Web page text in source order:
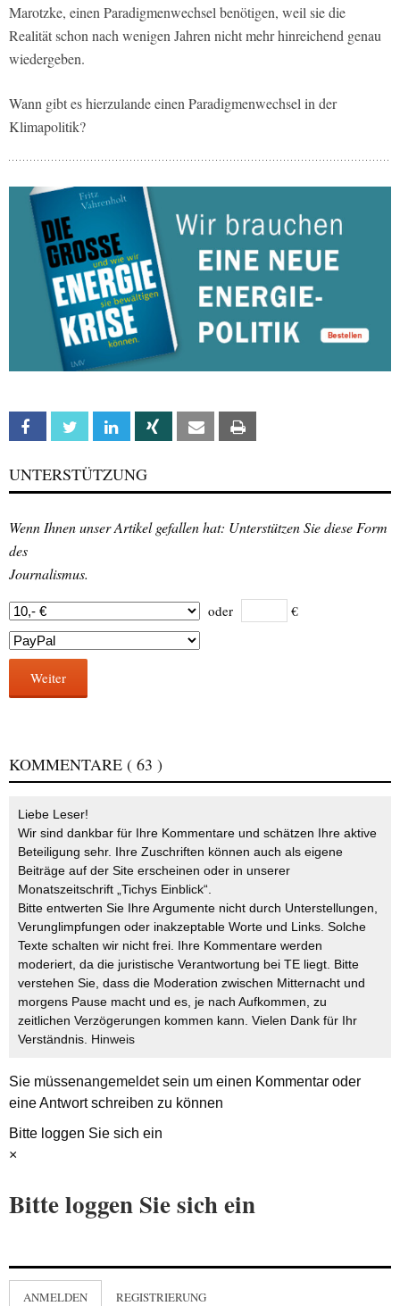
Marotzke, einen Paradigmenwechsel benötigen, weil sie die
Realität schon nach wenigen Jahren nicht mehr hinreichend genau
wiedergeben.
Wann gibt es hierzulande einen Paradigmenwechsel in der
Klimapolitik?
Facebook Twitter Linkedin Xing Email
UNTERSTÜTZUNG
Wenn Ihnen unser Artikel gefallen hat: Unterstützen Sie diese Form
des
Journalismus.
oder €
Weiter
KOMMENTARE ( 63 )
Liebe Leser!
Wir sind dankbar für Ihre Kommentare und schätzen Ihre aktive
Beteiligung sehr. Ihre Zuschriften können auch als eigene
Beiträge auf der Site erscheinen oder in unserer
Monatszeitschrift „Tichys Einblick“.
Bitte entwerten Sie Ihre Argumente nicht durch Unterstellungen,
Verunglimpfungen oder inakzeptable Worte und Links. Solche
Texte schalten wir nicht frei. Ihre Kommentare werden
moderiert, da die juristische Verantwortung bei TE liegt. Bitte
verstehen Sie, dass die Moderation zwischen Mitternacht und
morgens Pause macht und es, je nach Aufkommen, zu
zeitlichen Verzögerungen kommen kann. Vielen Dank für Ihr
Verständnis. Hinweis
Sie müssenangemeldetsein um einen Kommentar oder
eine Antwort schreiben zu können
Bitte loggen Sie sich ein
×
Bitte loggen Sie sich ein
ANMELDEN REGISTRIERUNG